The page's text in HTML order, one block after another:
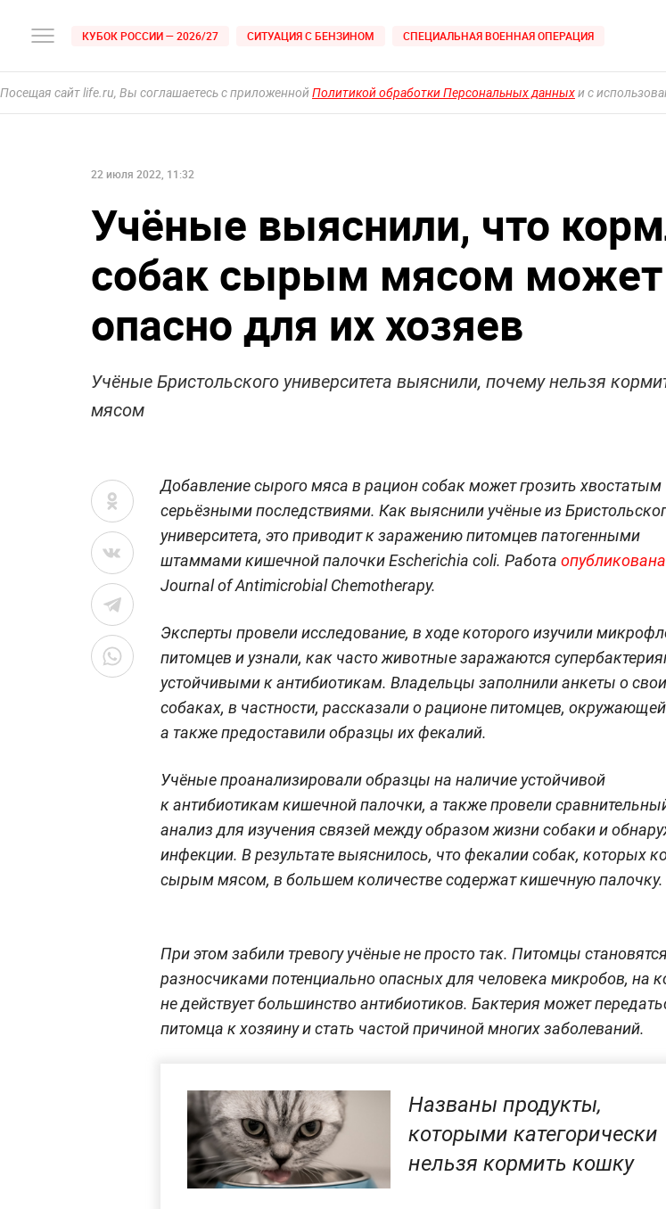
КУБОК РОССИИ — 2026/27 СИТУАЦИЯ С БЕНЗИНОМ СПЕЦИАЛЬНАЯ ВОЕННАЯ ОПЕРАЦИЯ
Посещая сайт life.ru, Вы соглашаетесь с приложеннойПолитикой обработки Персональных данныхи с
22 июля 2022, 11:32
Учёные выяснили, что
собак сырым мясом
опасно для их хозяев
Учёные Бристольского университета выяснили, почему нельзя
мясом
Добавление сырого мяса в рацион собак может грозить хвостатым
серьёзными последствиями. Как выяснили учёные из
университета, это приводит к заражению питомцев патогенными
штаммами кишечной палочки Escherichia coli. Работа опубликована
Journal of Antimicrobial Chemotherapy.
Эксперты провели исследование, в ходе которого изучили
питомцев и узнали, как часто животные заражаются
устойчивыми к антибиотикам. Владельцы заполнили анкеты о
собаках, в частности, рассказали о рационе питомцев,
а также предоставили образцы их фекалий.
Учёные проанализировали образцы на наличие устойчивой
к антибиотикам кишечной палочки, а также провели
анализ для изучения связей между образом жизни собаки и
инфекции. В результате выяснилось, что фекалии собак, которых
сырым мясом, в большем количестве содержат кишечную палочку.
При этом забили тревогу учёные не просто так. Питомцы становятся
разносчиками потенциально опасных для человека микробов, на
не действует большинство антибиотиков. Бактерия может
питомца к хозяину и стать частой причиной многих заболеваний.
Названы продукты,
которыми категорически
нельзя кормить кошку